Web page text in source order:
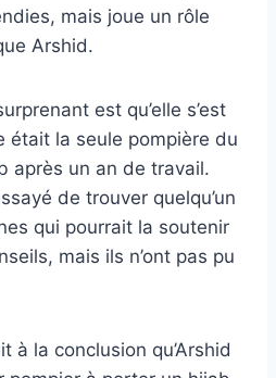
mais joue un rôle
Arshid.
est qu’elle s’est
était la seule pompière du
après un an de travail.
de trouver quelqu’un
qui pourrait la soutenir
mais ils n’ont pas pu
à la conclusion qu’Arshid